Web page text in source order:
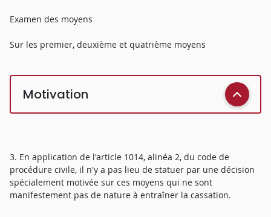
Examen des moyens
Sur les premier, deuxième et quatrième moyens
Motivation
3. En application de l'article 1014, alinéa 2, du code de
procédure civile, il n'y a pas lieu de statuer par une décision
spécialement motivée sur ces moyens qui ne sont
manifestement pas de nature à entraîner la cassation.